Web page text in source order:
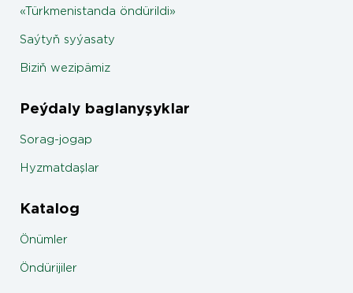
«Türkmenistanda öndürildi»
Saýtyň syýasaty
Biziň wezipämiz
Peýdaly baglanyşyklar
Sorag-jogap
Hyzmatdaşlar
Katalog
Önümler
Öndürijiler